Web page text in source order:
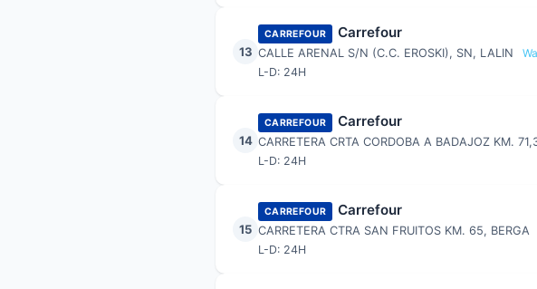
13
CARREFOUR Carrefour
CALLE ARENAL S/N (C.C. EROSKI), SN, LALIN
L-D: 24H
14
CARREFOUR Carrefour
CARRETERA CRTA CORDOBA A BADAJOZ KM.
L-D: 24H
15
CARREFOUR Carrefour
CARRETERA CTRA SAN FRUITOS KM. 65, BERGA
L-D: 24H